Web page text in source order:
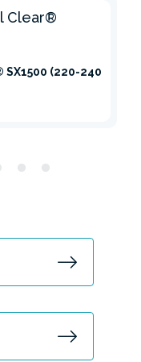
(220-240